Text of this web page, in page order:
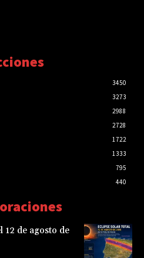
3450
3273
2988
2728
1722
1333
795
440
12 de agosto de